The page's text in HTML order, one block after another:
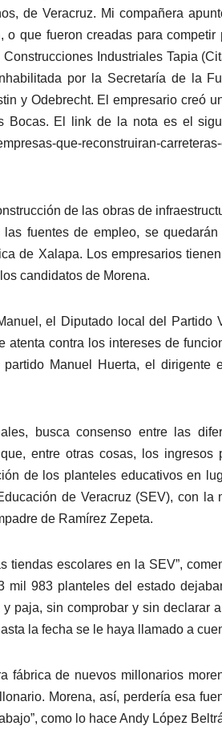
de Veracruz. Mi compañera
que fueron creadas para competir
Industriales Tapia
por la Secretaría de la
y Odebrecht. El empresario creó
Bocas. El link de la nota es el
que-reconstruiran-
de las obras de
fuentes de empleo, se
de Xalapa. Los empresarios
candidatos de Morena.
el Diputado local del Partido
atenta contra los intereses de
Manuel Huerta, el dirigente
busca consenso entre las
entre otras cosas, los ingresos
de los planteles educativos en
de Veracruz (SEV), con la
de Ramírez Zepeta.
tiendas escolares en la SEV”,
mil 983 planteles del estado
paja, sin comprobar y sin declarar
la fecha se le haya llamado a
fábrica de nuevos millonarios
Morena, así, perdería esa
como lo hace Andy López